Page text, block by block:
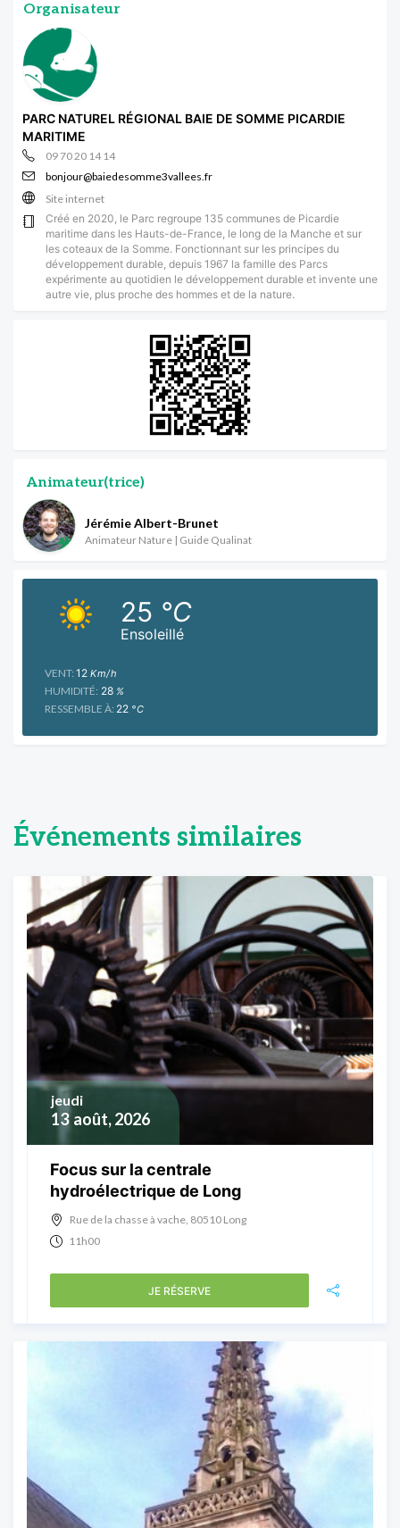
Organisateur
PARC NATUREL RÉGIONAL BAIE DE SOMME PICARDIE
MARITIME
09 70 20 14 14
bonjour@baiedesomme3vallees.fr
Site internet
Créé en 2020, le Parc regroupe 135 communes de Picardie
maritime dans les Hauts-de-France, le long de la Manche et sur
les coteaux de la Somme. Fonctionnant sur les principes du
développement durable, depuis 1967 la famille des Parcs
expérimente au quotidien le développement durable et invente une
autre vie, plus proche des hommes et de la nature.
Animateur(trice)
Jérémie Albert-Brunet
Animateur Nature | Guide Qualinat
Ensoleillé
25 °C
VENT: 12 Km/h
HUMIDITÉ: 28 %
RESSEMBLE À: 22 °C
Événements similaires
13 août, 2026
jeudi
Focus sur la centrale
hydroélectrique de Long
Rue de la chasse à vache, 80510 Long
11h00
JE RÉSERVE